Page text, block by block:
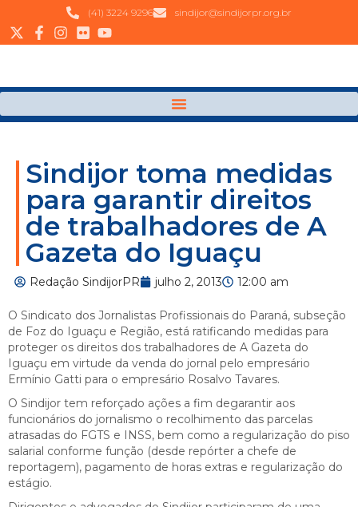
(41) 3224 9296 sindijor@sindijorpr.org.br
Sindijor toma medidas
para garantir direitos
de trabalhadores de A
Gazeta do Iguaçu
Redação SindijorPR julho 2, 2013 12:00 am
O Sindicato dos Jornalistas Profissionais do Paraná, subseção
de Foz do Iguaçu e Região, está ratificando medidas para
proteger os direitos dos trabalhadores de A Gazeta do
Iguaçu em virtude da venda do jornal pelo empresário
Ermínio Gatti para o empresário Rosalvo Tavares.
O Sindijor tem reforçado ações a fim degarantir aos
funcionários do jornalismo o recolhimento das parcelas
atrasadas do FGTS e INSS, bem como a regularização do piso
salarial conforme função (desde repórter a chefe de
reportagem), pagamento de horas extras e regularização do
estágio.